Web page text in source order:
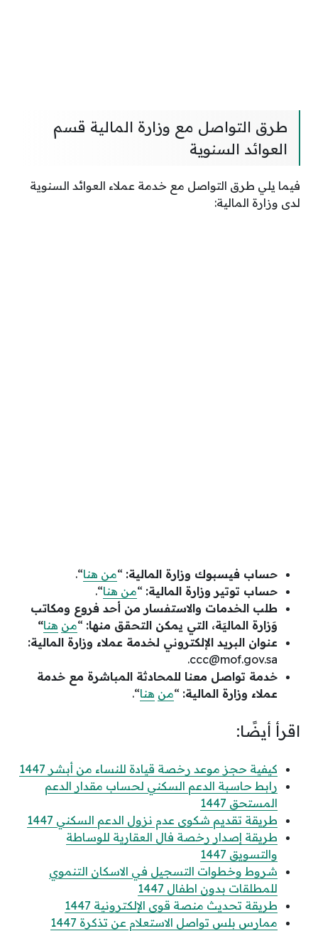
طرق التواصل مع وزارة المالية قسم
العوائد السنوية
فيما يلي طرق التواصل مع خدمة عملاء العوائد السنوية
لدى وزارة المالية:
حساب فيسبوك وزارة المالية: “من هنا“.
حساب توتير وزارة المالية: “من هنا“.
طلب الخدمات والاستفسار من أحد فروع ومكاتب
وَزارة الماليَة، التي يمكن التحقق منها: “من هنا“
عنوان البريد الإلكتروني لخدمة عملاء وزارة المالية:
ccc@mof.gov.sa
.
خدمة تواصل معنا للمحادثة المباشرة مع خدمة
عملاء وزارة المالية: “من هنا“.
اقرأ أيضًا:
كيفية حجز موعد رخصة قيادة للنساء من أبشر 1447
رابط حاسبة الدعم السكني لحساب مقدار الدعم
المستحق 1447
طريقة تقديم شكوى عدم نزول الدعم السكني 1447
طريقة إصدار رخصة فال العقارية للوساطة
والتسويق 1447
شروط وخطوات التسجيل في الاسكان التنموي
للمطلقات بدون اطفال 1447
طريقة تحديث منصة قوى الإلكترونية 1447
ممارس بلس تواصل الاستعلام عن تذكرة 1447